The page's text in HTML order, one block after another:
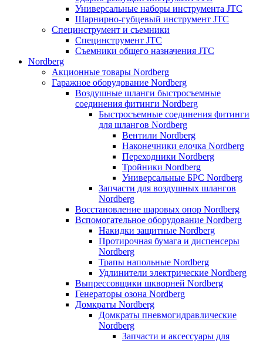
Универсальные наборы инструмента JTC
Шарнирно-губцевый инструмент JTC
Специнструмент и съемники
Специнструмент JTC
Съемники общего назначения JTC
Nordberg
Акционные товары Nordberg
Гаражное оборудование Nordberg
Воздушные шланги быстросъемные
соединения фитинги Nordberg
Быстросъемные соединения фитинги
для шлангов Nordberg
Вентили Nordberg
Наконечники елочка Nordberg
Переходники Nordberg
Тройники Nordberg
Универсальные БРС Nordberg
Запчасти для воздушных шлангов
Nordberg
Восстановление шаровых опор Nordberg
Вспомогательное оборудование Nordberg
Накидки защитные Nordberg
Протирочная бумага и диспенсеры
Nordberg
Трапы напольные Nordberg
Удлинители электрические Nordberg
Выпрессовщики шкворней Nordberg
Генераторы озона Nordberg
Домкраты Nordberg
Домкраты пневмогидравлические
Nordberg
Запчасти и аксессуары для